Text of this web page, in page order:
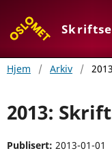
Hjem / Arkiv /
2013:
Publisert: 2013-01-01